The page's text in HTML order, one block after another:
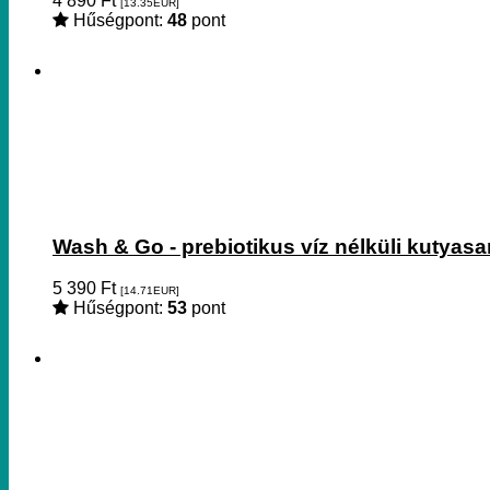
[13.35EUR]
Hűségpont: 48 pont
Wash & Go - prebiotikus víz nélküli
5 390 Ft [14.71EUR]
Hűségpont: 53 pont